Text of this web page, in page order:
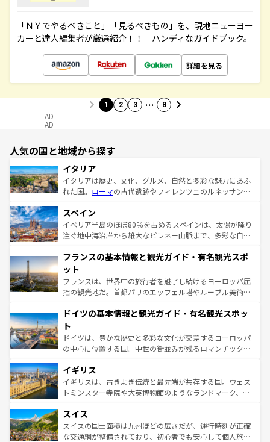
「ＮＹでやるべきこと」「見るべきもの」を、現地ニューヨー
カーと達人編集者が厳選紹介！！ ハンディなガイドブック。
詳細を見る
1 2 3 … 8
AD
AD
人気の国と地域から探す
イタリア
イタリアは歴史、文化、グルメ、自然と多彩な魅力にあふ
れた国。 ローマの古代遺跡やフィレンツェのルネッサンス
ろん、トスカーナの美しい田園風景やアマルフィ海岸の絶
景など、自然景観も見逃せない。観光の合間には、本場の
ピザやパスタなど、絶品のイタリア料理を堪能することも
ませてくれるイタリアで、忘れられない旅をしてみよう！
なお、新着のイタリア情報は
しい。
スペイン
イベリア半島のほぼ80％を占めるスペインは、太陽が降り
注ぐ地中海沿岸から雄大なピレネー山脈まで、多彩な自然
文化が根付くこの国では、情熱的なフラメンコ、熱気あふ
れる闘牛、そして美味しいタパスが生活の一部となってい
る。首都マドリードの洗練された雰囲気や、バルセロナの
アートに溢れた街角から、地方では古代ローマ遺跡や中世
せる。地方によって風土や気候が異なるスペインはその個
ンテンツ一覧 を参照してほしい。
フランスの基本情報と観光ガイド・有名観光スポ
ット
フランスは、世界中の旅行者を魅了し続けるヨーロッパ屈
指の観光地だ。首都パリのエッフェル塔やルーブル美術館
で、幅広い魅力が詰まっている。華麗な宮殿、歴史的な大
聖堂、美しいビーチ、そして豊かな自然が、訪れる者を心
から魅了する。また、フランスは美食の国としても知ら
れ、フランス料理はユネスコ無形文化遺産にも登録されて
香り高いラベンダー畑など、多彩な楽しみ方が可能だ。さ
らに、パリ以外の地域にも魅力が溢れており、どの街角に
も豊かな歴史と文化が息づいている。パリ以外の個性あふ
を参照してほしい。
ドイツの基本情報と観光ガイド・有名観光スポッ
ト
ドイツは、豊かな歴史と多彩な文化が交差するヨーロッパ
の中心に位置する国。中世の街並みが残るロマンチック街
顔を持つこの国は、どこを歩いても飽きることがない。ベ
ルリンの文化的活気、バイエルン州のアルプスの絶景、そ
してライン川沿いのワイン畑といった風景は必見。ビール
は、お酒好きな人にはぜひ体験してほしい。 なお、新着の
ドイツ情報はコンテンツ一覧を参照してほしい。
イギリス
イギリスは、古きよき伝統と最先端が共存する国。ウェス
トミンスター寺院や大英博物館のようなランドマーク、歴
リアごとに異なる魅力がある。また、優雅なアフタヌーン
ティー、ビール好きにはたまらない英国パブ、サッカー観
戦など、本場だからこそできる体験も豊富。イギリスを旅
スイス
スイスの国土面積は九州ほどの広さだが、運行時刻が正確
な交通網が整備されており、初心者でも安心して個人旅行